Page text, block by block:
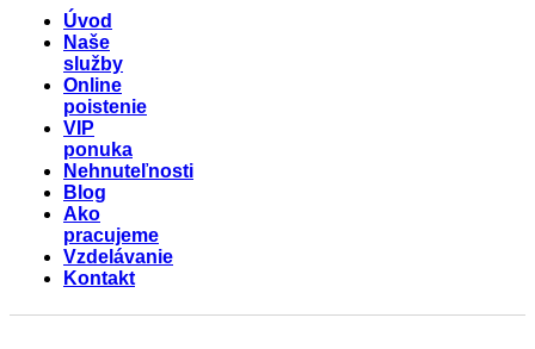
Úvod
Naše
služby
Online
poistenie
VIP
ponuka
Nehnuteľnosti
Blog
Ako
pracujeme
Vzdelávanie
Kontakt